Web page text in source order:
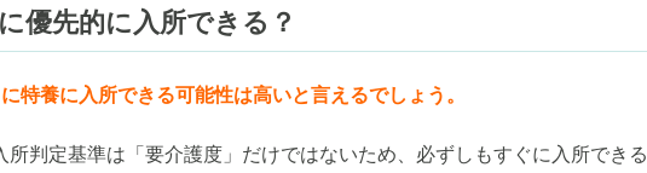
優先的に入所できる？
特養に入所できる可能性は高いと言えるでしょう。
所判定基準は「要介護度」だけではないため、必ずしもすぐに入所できる